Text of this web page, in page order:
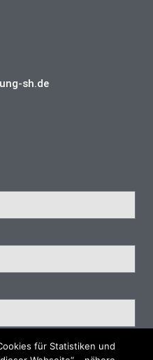
sh.de
Nächster Schritt
für Statistiken und